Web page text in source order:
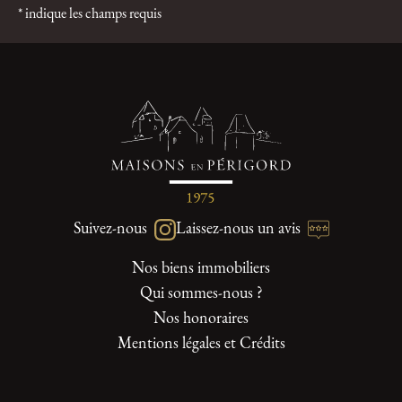
* indique les champs requis
Suivez-nous Laissez-nous un avis
Nos biens immobiliers
Qui sommes-nous ?
Nos honoraires
Mentions légales et Crédits